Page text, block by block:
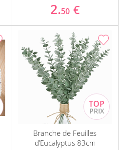
2.50 €
Branche de Feuilles
d’Eucalyptus 83cm